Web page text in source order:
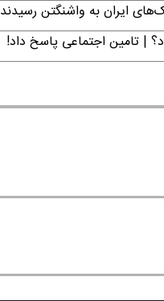
ایران به واشنگتن رسیدند
| تامین اجتماعی پاسخ داد!